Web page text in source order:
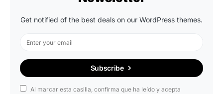
Get notified of the best deals on our WordPress themes.
Subscribe
Al marcar esta casilla, confirma que ha leído y acepta